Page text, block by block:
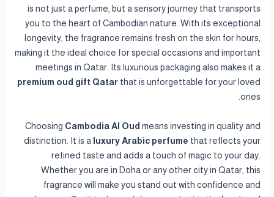
is not just a perfume, but a sensory journey that transports
you to the heart of Cambodian nature. With its exceptional
longevity, the fragrance remains fresh on the skin for hours,
making it the ideal choice for special occasions and important
meetings in Qatar. Its luxurious packaging also makes it a
premium oud gift Qatarthat is unforgettable for your loved
ones.
Choosing Cambodia Al Oud means investing in quality and
distinction. It is a luxury Arabic perfume that reflects your
refined taste and adds a touch of magic to your day.
Whether you are in Doha or any other city in Qatar, this
fragrance will make you stand out with confidence and